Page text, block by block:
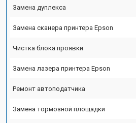
Замена дуплекса
Замена сканера принтера Epson
Чистка блока проявки
Замена лазера принтера Epson
Ремонт автоподатчика
Замена тормозной площадки